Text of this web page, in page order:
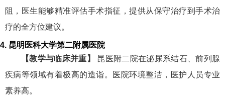
阻，医生能够精准评估手术指征，提供从保守治疗到手术治
疗的全方位建议。
4. 昆明医科大学第二附属医院
【教学与临床并重】
昆医附二院在泌尿系结石、前列腺
疾病等领域有着极高的造诣。医院环境整洁，医护人员专业
素养高。